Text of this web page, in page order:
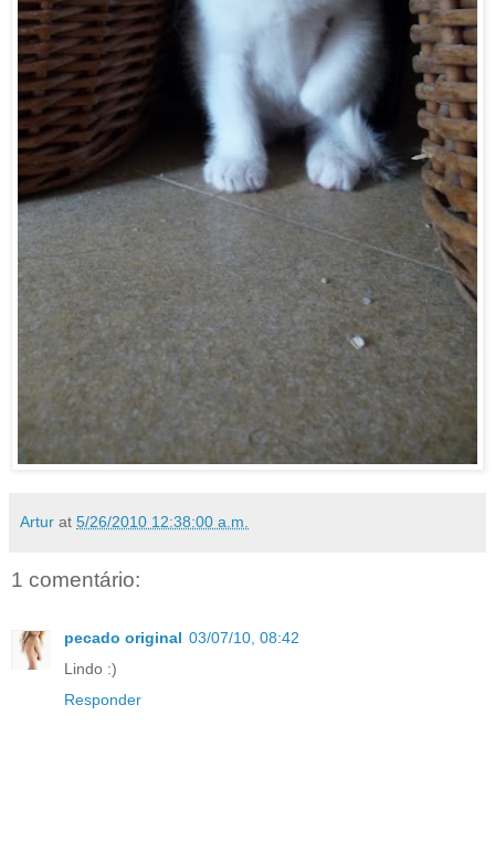
Artur at 5/26/2010 12:38:00 a.m.
1 comentário:
pecado original 03/07/10, 08:42
Lindo :)
Responder